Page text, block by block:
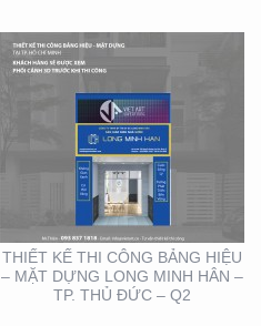
THIẾT KẾ THI CÔNG BẢNG HIỆU
– MẶT DỰNG LONG MINH HÂN –
TP. THỦ ĐỨC – Q2
THIẾT KẾ – THI CÔNG
KỆ TRƯNG BÀY SẢN
PHẨM O’FOOD